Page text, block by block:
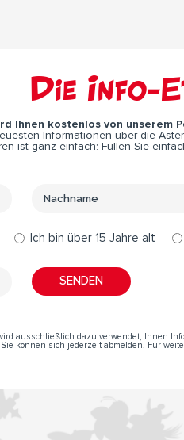
Die Info-
Ihnen kostenlos von
Informationen über die
ist ganz einfach: Füllen Sie
Ich bin über 15 Jahre alt
ausschließlich dazu verwendet, Ihnen
Sie können sich jederzeit abmelden. Für